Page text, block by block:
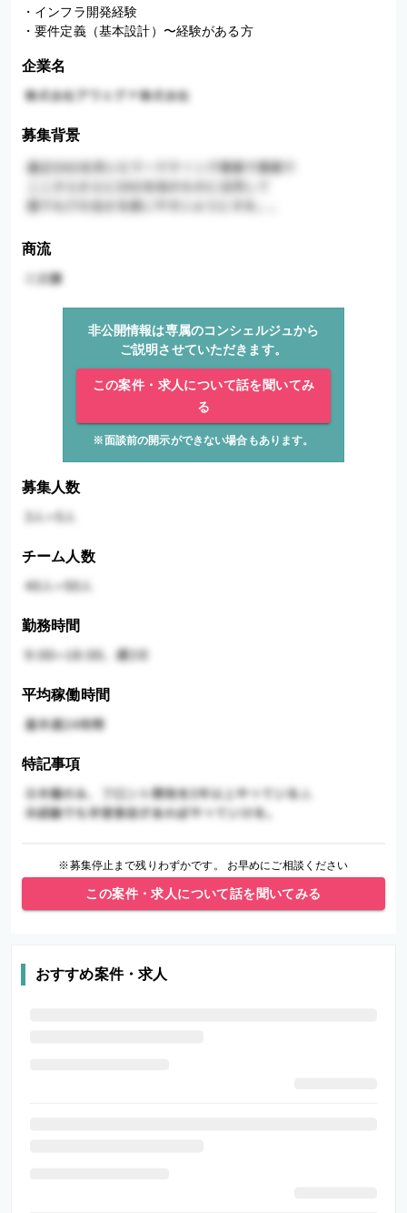
・インフラ開発経験
・要件定義（基本設計）〜経験がある方
企業名
募集背景
商流
非公開情報は専属のコンシェルジュから
ご説明させていただきます。
この案件・求人について話を聞いてみ
る
※面談前の開示ができない場合もあります。
募集人数
チーム人数
勤務時間
平均稼働時間
特記事項
※募集停止まで残りわずかです。 お早めにご相談ください
この案件・求人について話を聞いてみる
おすすめ案件・求人